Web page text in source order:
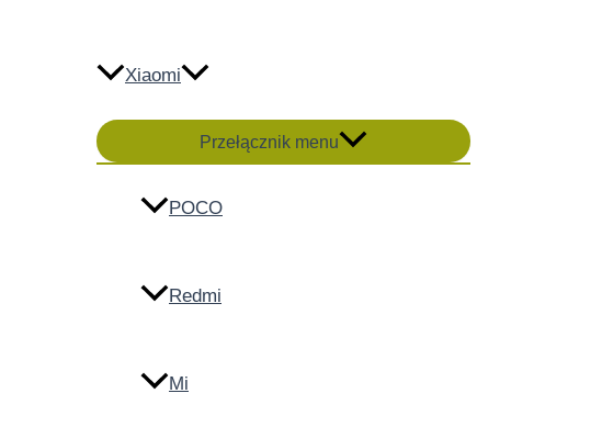
Xiaomi
Przełącznik menu
POCO
Redmi
Mi